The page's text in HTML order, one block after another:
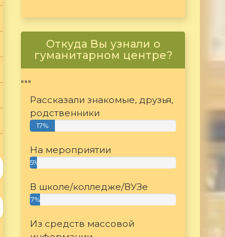
Откуда Вы узнали о
гуманитарном центре?
"""
Рассказали знакомые, друзья,
родственники
17%
На мероприятии
5%
В школе/колледже/ВУЗе
7%
Из средств массовой